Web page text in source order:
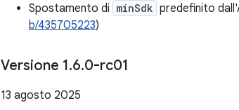
Spostamento di minSdk predefinito
b/435705223)
Versione 1.6.0-rc01
13 agosto 2025